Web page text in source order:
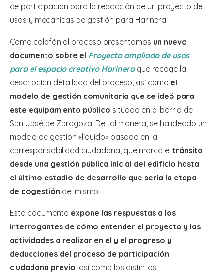
de participación para la redacción de un proyecto de
usos y mecánicas de gestión para Harinera.
Como colofón al proceso presentamos un nuevo
documento sobre el Proyecto ampliado de usos
para el espacio creativo Harineraque recoge la
descripción detallada del proceso, así como el
modelo de gestión comunitaria que se ideó para
este equipamiento público situado en el barrio de
San José de Zaragoza. De tal manera, se ha ideado un
modelo de gestión «líquido» basado en la
corresponsabilidad ciudadana, que marca el tránsito
desde una gestión pública inicial del edificio hasta
el último estadio de desarrollo que sería la etapa
de cogestión del mismo.
Este documento expone las respuestas a los
interrogantes de cómo entender el proyecto y las
actividades a realizar en él y el progreso y
deducciones del proceso de participación
ciudadana previo , así como los distintos